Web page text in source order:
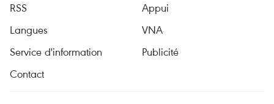
RSS
Appui
Langues
VNA
Service d'information
Publicité
Contact